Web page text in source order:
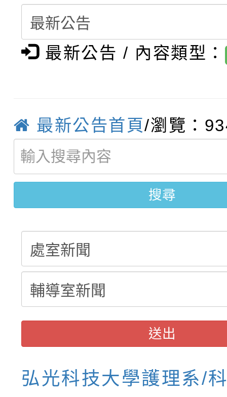
結果(第12招)
賽及師生本土語及新住
賽實施要點
轉知：「桃園市115學
比賽實施要點」
轉知：「115年金融知
畫影片一案
劇比賽實施要點」及修
表
轉知：桃園市115年度
敬師藝文競賽』實施計
【甄選結果(第11招)】
學年度第1學期第7次代
結果(第11招)
【甄選結果(第3招)】
學年度第1學期第9次代
結果(第3招)
最新公告 / 內容類型：
最新公告首頁/瀏覽：
搜尋
送出
弘光科技大學護理系/